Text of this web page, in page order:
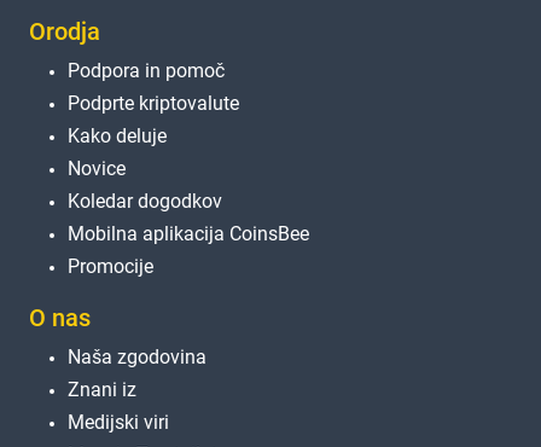
Orodja
Podpora in pomoč
Podprte kriptovalute
Kako deluje
Novice
Koledar dogodkov
Mobilna aplikacija CoinsBee
Promocije
O nas
Naša zgodovina
Znani iz
Medijski viri